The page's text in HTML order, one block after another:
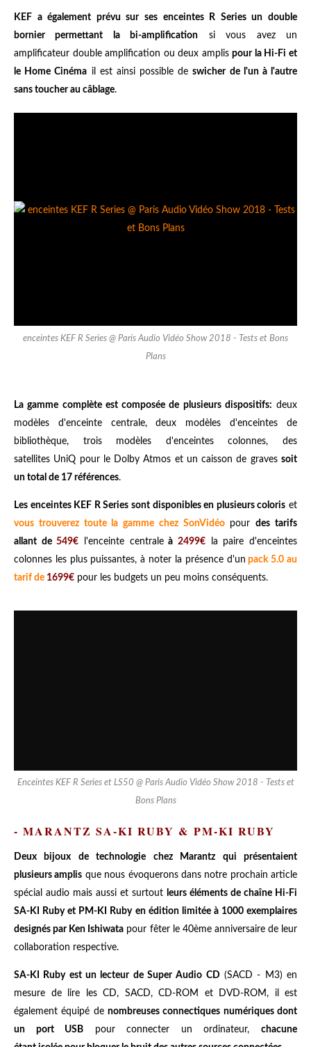
KEF a également prévu sur ses enceintes R Series un double
bornier permettant la bi-amplification si vous avez un
amplificateur double amplification ou deux amplispour la Hi-Fi et
le Home Cinéma il est ainsi possible deswicher de l'un à l'autre
sans toucher au câblage.
enceintes KEF R Series @ Paris Audio Vidéo Show 2018 - Tests et Bons
Plans
La gamme complète est composée de plusieurs dispositifs: deux
modèles d'enceinte centrale, deux modèles d'enceintes de
bibliothèque, trois modèles d'enceintes colonnes, des
satellites UniQ pour le Dolby Atmos et un caisson de graves soit
un total de 17 références.
Les enceintes KEF R Series sont disponibles en plusieurs coloris et
vous trouverez toute la gamme chez SonVidéopourdes tarifs
allant de549€ l'enceinte centraleà2499€ la paire d'enceintes
colonnes les plus puissantes, à noter la présence d'un pack 5.0 au
tarif de 1699€ pour les budgets un peu moins conséquents.
Enceintes KEF R Series et LS50 @ Paris Audio Vidéo Show 2018 - Tests et
Bons Plans
- MARANTZ SA-KI RUBY & PM-KI RUBY
Deux bijoux de technologie chez Marantz qui présentaient
plusieurs amplis que nous évoquerons dans notre prochain article
spécial audio mais aussi et surtout leurs éléments de chaîne Hi-Fi
SA-KI Ruby et PM-KI Ruby en édition limitée à 1000 exemplaires
designés par Ken Ishiwata pour fêter le 40ème anniversaire de leur
collaboration respective.
SA-KI Ruby est un lecteur de Super Audio CD (SACD - M3) en
mesure de lire les CD, SACD, CD-ROM et DVD-ROM, il est
également équipé de nombreuses connectiques numériques dont
un port USB pour connecter un ordinateur,chacune